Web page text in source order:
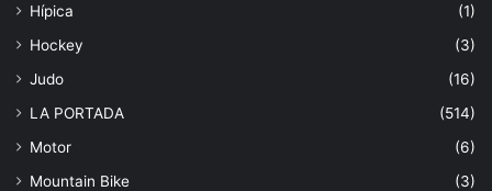
Hípica
(1)
Hockey
(3)
Judo
(16)
LA PORTADA
(514)
Motor
(6)
Mountain Bike
(3)